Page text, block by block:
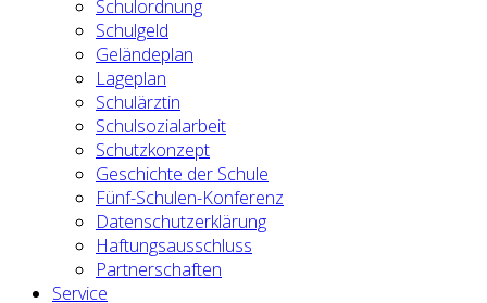
Schulordnung
Schulgeld
Geländeplan
Lageplan
Schulärztin
Schulsozialarbeit
Schutzkonzept
Geschichte der Schule
Fünf-Schulen-Konferenz
Datenschutzerklärung
Haftungsausschluss
Partnerschaften
Service